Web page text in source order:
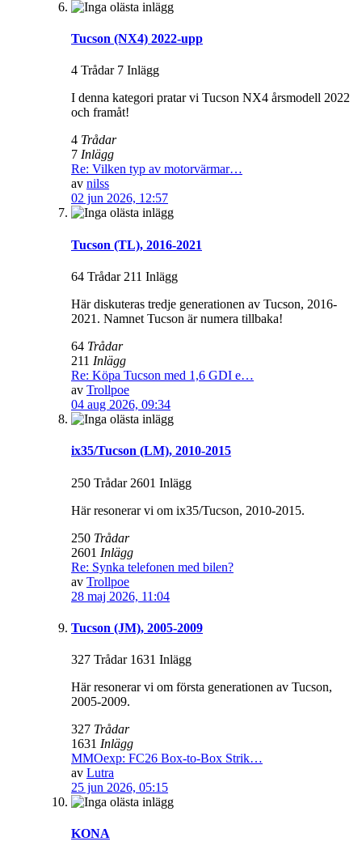
Tucson (NX4) 2022-upp
4 Trådar 7 Inlägg
I denna kategori pratar vi Tucson NX4 årsmodell 2022
och framåt!
4 Trådar
7 Inlägg
Re: Vilken typ av motorvärmar…
av nilss
02 jun 2026, 12:57
Tucson (TL), 2016-2021
64 Trådar 211 Inlägg
Här diskuteras tredje generationen av Tucson, 2016-
2021. Namnet Tucson är numera tillbaka!
64 Trådar
211 Inlägg
Re: Köpa Tucson med 1,6 GDI e…
av Trollpoe
04 aug 2026, 09:34
ix35/Tucson (LM), 2010-2015
250 Trådar 2601 Inlägg
Här resonerar vi om ix35/Tucson, 2010-2015.
250 Trådar
2601 Inlägg
Re: Synka telefonen med bilen?
av Trollpoe
28 maj 2026, 11:04
Tucson (JM), 2005-2009
327 Trådar 1631 Inlägg
Här resonerar vi om första generationen av Tucson,
2005-2009.
327 Trådar
1631 Inlägg
MMOexp: FC26 Box-to-Box Strik…
av Lutra
25 jun 2026, 05:15
KONA